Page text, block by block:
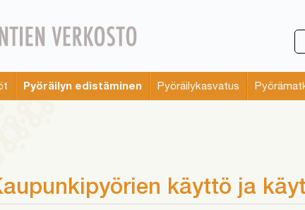
Pyöräilyn edistäminen Pyöräilykasvatus
käyttö ja